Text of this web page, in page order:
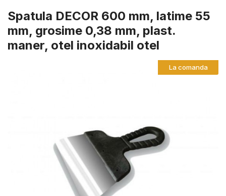
Spatula DECOR 600 mm, latime 55
mm, grosime 0,38 mm, plast.
maner, otel inoxidabil otel
La comanda